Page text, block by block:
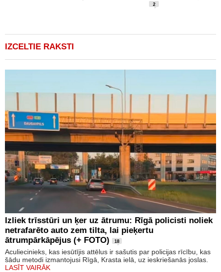
2
IZCELTIE RAKSTI
Izliek trīsstūri un ķer uz ātrumu: Rīgā policisti noliek
netrafarēto auto zem tilta, lai pieķertu
ātrumpārkāpējus (+ FOTO)
18
Aculiecinieks, kas iesūtījis attēlus ir sašutis par policijas rīcību, kas
šādu metodi izmantojusi Rīgā, Krasta ielā, uz ieskriešanās joslas.
LASĪT VAIRĀK